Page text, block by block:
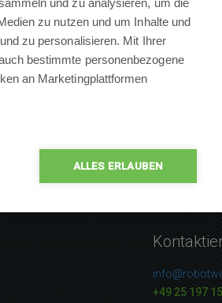
0 % Leute empfehlen das
+49 25 197
und zu analysieren, um die
zu nutzen und um Inhalte und
zu personalisieren. Mit Ihrer
bestimmte personenbezogene
an Marketingplattformen
ALLES ERLAUBEN